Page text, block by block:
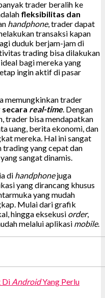
trader beralih ke
fleksibilitas dan
handphone, trader dapat
transaksi kapan
duduk berjam-jam di
trading bisa dilakukan
bagi mereka yang
ingin aktif di pasar
memungkinkan trader
real-time. Dengan
trader bisa mendapatkan
uang, berita ekonomi, dan
mereka. Hal ini sangat
yang cepat dan
sangat dinamis.
di handphonejuga
yang dirancang khusus
yang mudah
Mulai dari grafik
hingga eksekusi order,
melalui aplikasi mobile.
Di AndroidYang Perlu